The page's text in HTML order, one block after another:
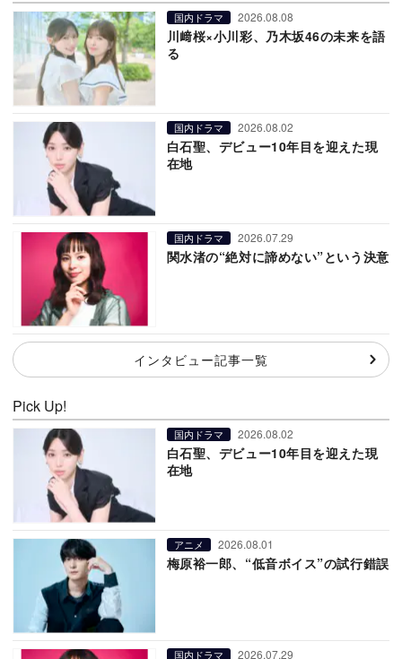
国内ドラマ 2026.08.08
川﨑桜×小川彩、乃木坂46の未来を語
る
国内ドラマ 2026.08.02
白石聖、デビュー10年目を迎えた現
在地
国内ドラマ 2026.07.29
関水渚の“絶対に諦めない”という決意
インタビュー記事一覧
Pick Up!
国内ドラマ 2026.08.02
白石聖、デビュー10年目を迎えた現
在地
アニメ 2026.08.01
梅原裕一郎、“低音ボイス”の試行錯誤
国内ドラマ 2026.07.29